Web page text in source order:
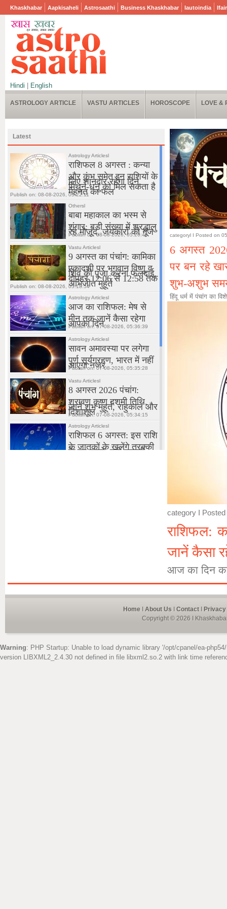
Khaskhabar Aapkisaheli Astrosaathi Business Khaskhabar Iautoindia
Hindi English
ASTROLOGY ARTICLE VASTU ARTICLES HOROSCOPE LOVE &
Latest
categoryl I Posted on
6 अगस्त
पर बन रहे
शुभ-अशुभ
हिंदू धर्म में पंचांग का
category I
राशिफल:
जानें कैसा
आज का दिन
Home About Us Contact
Copyright © 2026 I
Warning: PHP Startup: Unable to load dynamic library '/opt/cpanel/ea-
version LIBXML2_2.4.30 not defined in file libxml2.so.2 with link time